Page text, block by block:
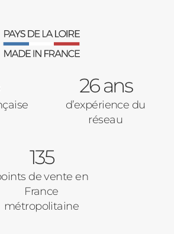
26 ans
d’expérience du
réseau
135
de vente en
France
métropolitaine